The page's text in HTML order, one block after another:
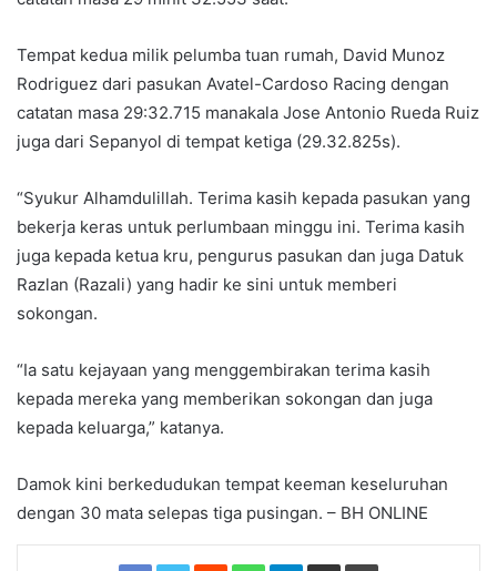
Tempat kedua milik pelumba tuan rumah, David Munoz
Rodriguez dari pasukan Avatel-Cardoso Racing dengan
catatan masa 29:32.715 manakala Jose Antonio Rueda Ruiz
juga dari Sepanyol di tempat ketiga (29.32.825s).
“Syukur Alhamdulillah. Terima kasih kepada pasukan yang
bekerja keras untuk perlumbaan minggu ini. Terima kasih
juga kepada ketua kru, pengurus pasukan dan juga Datuk
Razlan (Razali) yang hadir ke sini untuk memberi
sokongan.
“Ia satu kejayaan yang menggembirakan terima kasih
kepada mereka yang memberikan sokongan dan juga
kepada keluarga,” katanya.
Damok kini berkedudukan tempat keeman keseluruhan
dengan 30 mata selepas tiga pusingan. – BH ONLINE